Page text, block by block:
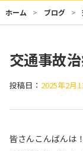
ホーム ブログ
交通事故
投稿日： 2025年2月
皆さんこんばんは！